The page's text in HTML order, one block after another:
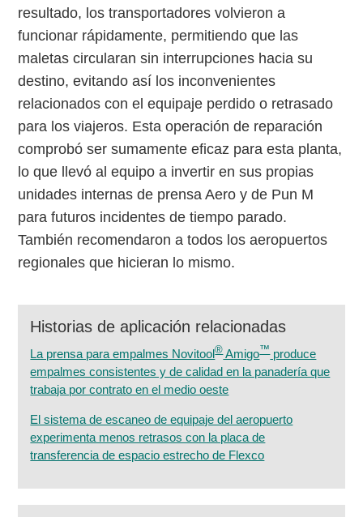
resultado, los transportadores volvieron a
funcionar rápidamente, permitiendo que las
maletas circularan sin interrupciones hacia su
destino, evitando así los inconvenientes
relacionados con el equipaje perdido o retrasado
para los viajeros. Esta operación de reparación
comprobó ser sumamente eficaz para esta planta,
lo que llevó al equipo a invertir en sus propias
unidades internas de prensa Aero y de Pun M
para futuros incidentes de tiempo parado.
También recomendaron a todos los aeropuertos
regionales que hicieran lo mismo.
Historias de aplicación relacionadas
La prensa para empalmes Novitool®Amigo™produce
empalmes consistentes y de calidad en la panadería que
trabaja por contrato en el medio oeste
El sistema de escaneo de equipaje del aeropuerto
experimenta menos retrasos con la placa de
transferencia de espacio estrecho de Flexco